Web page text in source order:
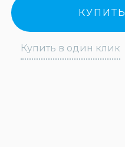
КУПИТЬ
Купить в один клик